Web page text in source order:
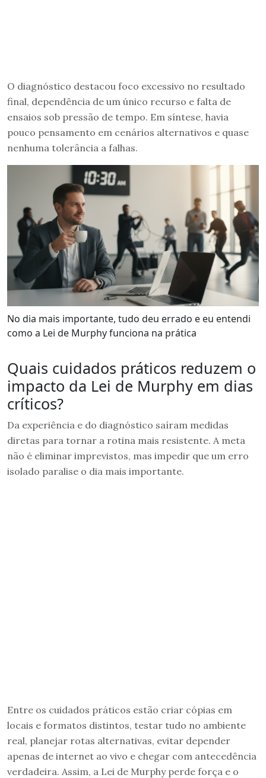
O diagnóstico destacou foco excessivo no resultado
final, dependência de um único recurso e falta de
ensaios sob pressão de tempo. Em síntese, havia
pouco pensamento em cenários alternativos e quase
nenhuma tolerância a falhas.
No dia mais importante, tudo deu errado e eu entendi
como a Lei de Murphy funciona na prática
Quais cuidados práticos reduzem o
impacto da Lei de Murphy em dias
críticos?
Da experiência e do diagnóstico saíram medidas
diretas para tornar a rotina mais resistente. A meta
não é eliminar imprevistos, mas impedir que um erro
isolado paralise o dia mais importante.
Entre os cuidados práticos estão criar cópias em
locais e formatos distintos, testar tudo no ambiente
real, planejar rotas alternativas, evitar depender
apenas de internet ao vivo e chegar com antecedência
verdadeira. Assim, a Lei de Murphy perde força e o